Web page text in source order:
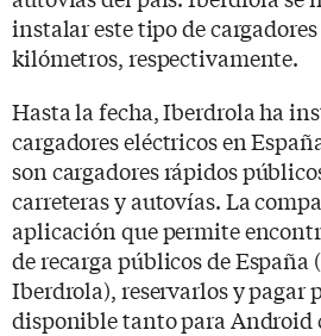
instalar este tipo de
kilómetros, respectivamente.
Hasta la fecha, Iberdrola ha
cargadores eléctricos en
son cargadores rápidos
carreteras y autovías. La
aplicación que permite
de recarga públicos de España
Iberdrola), reservarlos y pagar
disponible tanto para Android